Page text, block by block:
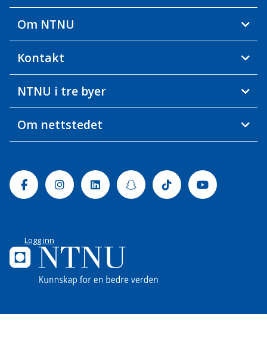
Om NTNU
Kontakt
NTNU i tre byer
Om nettstedet
FacebookInstagramLinkedinSnapchatTiktok Youtube
Logg inn